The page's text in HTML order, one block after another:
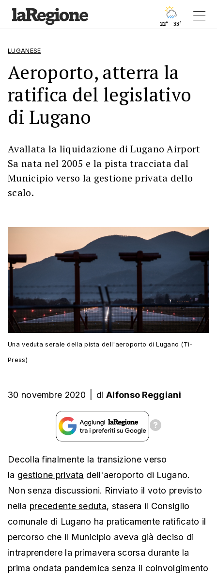
22° - 33°
LUGANESE
Aeroporto, atterra la
ratifica del legislativo
di Lugano
Avallata la liquidazione di Lugano Airport
Sa nata nel 2005 e la pista tracciata dal
Municipio verso la gestione privata dello
scalo.
Una veduta serale della pista dell'aeroporto di Lugano (Ti-
Press)
30 novembre 2020 di Alfonso Reggiani
Decolla finalmente la transizione verso
la gestione privata dell'aeroporto di Lugano.
Non senza discussioni. Rinviato il voto previsto
nella precedente seduta, stasera il Consiglio
comunale di Lugano ha praticamente ratificato il
percorso che il Municipio aveva già deciso di
intraprendere la primavera scorsa durante la
prima ondata pandemica senza il coinvolgimento